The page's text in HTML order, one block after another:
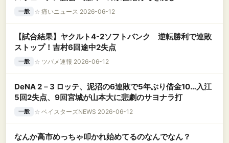
一般 ☆ 痛いニュース 2026-06-12
【試合結果】ヤクルト4-2ソフトバンク 逆転勝利で連敗
ストップ！吉村6回途中2失点
一般 ☆ ツバメ速報 2026-06-12
DeNA 2－3 ロッテ、泥沼の6連敗で5年ぶり借金10…入江
5回2失点、9回宮城が山本大に悲劇のサヨナラ打
一般 ☆ ベイスターズNEWS 2026-06-12
なんか高市めっちゃ叩かれ始めてるのなんでなん？